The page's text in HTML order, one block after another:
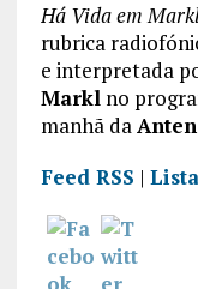
Há Vida em
rubrica
e interpretada
Marklno
manhã da
Feed RSS |